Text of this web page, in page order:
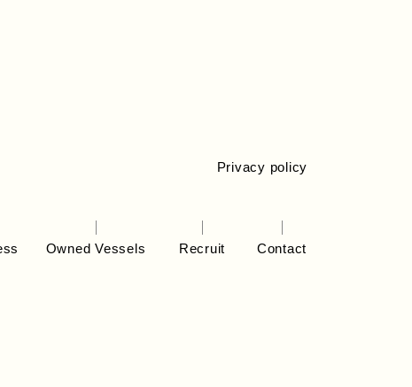
Privacy policy
Owned Vessels Recruit Contact